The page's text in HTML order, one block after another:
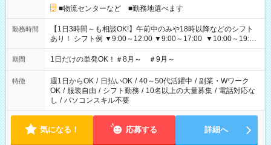
■物流センターなど ■勤務地選べます
勤務時間
【1日3時間～も相談OK!】午前中のみや18時以降などのシフト
あり！ シフト例 ▼9:00～12:00 ▼9:00～17:00 ▼10:00～19:00
▼18:00～21:00
期間 1日だけの単発OK！＃8月～ ＃9月～
特徴 週1日からOK / 日払いOK / 40～50代活躍中 / 副業・Wワーク
OK / 服装自由 / シフト勤務 / 10名以上の大量募集 / 電話対応な
し / パソコンスキル不要
気になる！ 応募する 詳細へ